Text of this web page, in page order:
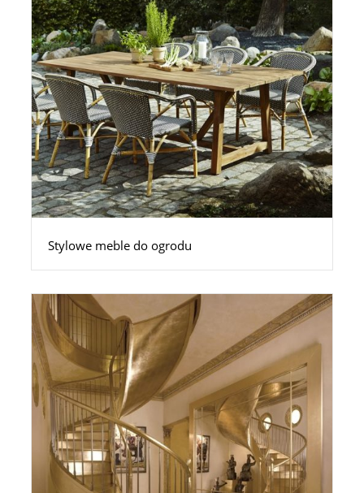
Stylowe meble do ogrodu